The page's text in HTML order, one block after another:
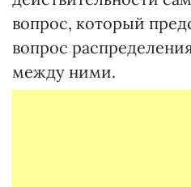
вопрос, который
вопрос
между ними.